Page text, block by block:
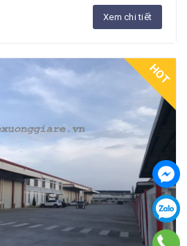
Xem chi tiết
HOT